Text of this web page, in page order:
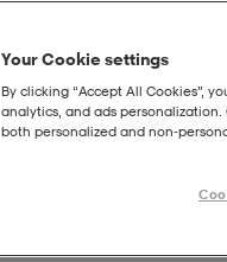
Your Cookie settings
By clicking “Accept All Cookies”,
analytics, and ads
both personalized and